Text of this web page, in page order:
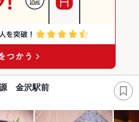
源 金沢駅前